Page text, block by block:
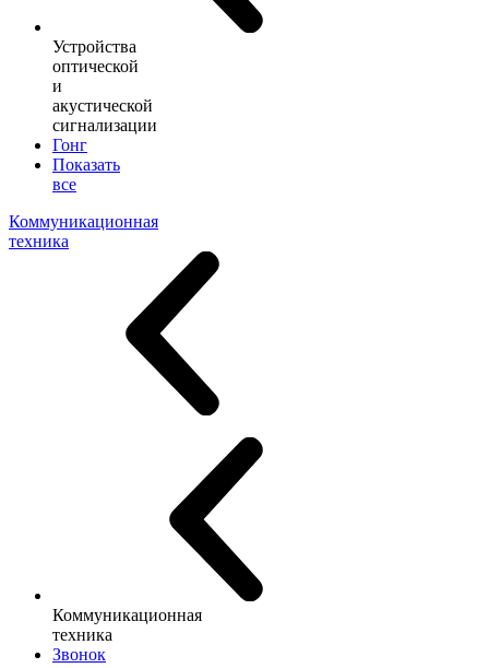
Устройства
оптической
и
акустической
сигнализации
Гонг
Показать
все
Коммуникационная
техника
Коммуникационная
техника
Звонок